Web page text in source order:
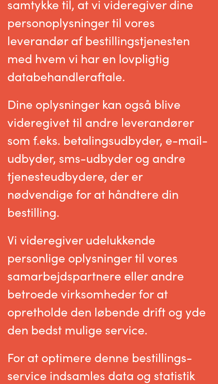
samtykke til, at vi videregiver dine
personoplysninger til vores
leverandør af bestillingstjenesten
med hvem vi har en lovpligtig
databehandleraftale.
Dine oplysninger kan også blive
videregivet til andre leverandører
som f.eks. betalingsudbyder, e-mail-
udbyder, sms-udbyder og andre
tjenesteudbydere, der er
nødvendige for at håndtere din
bestilling.
Vi videregiver udelukkende
personlige oplysninger til vores
samarbejdspartnere eller andre
betroede virksomheder for at
opretholde den løbende drift og yde
den bedst mulige service.
For at optimere denne bestillings-
service indsamles data og statistik